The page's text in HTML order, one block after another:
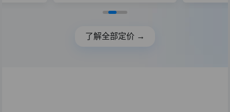
了解全部定价 →